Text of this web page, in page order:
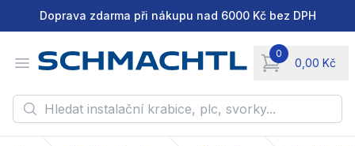
Doprava zdarma při nákupu nad 6000 Kč bez DPH
Open menu
0
0,00 Kč
items in cart,
Hledat instalační krabice, plc, svorky...